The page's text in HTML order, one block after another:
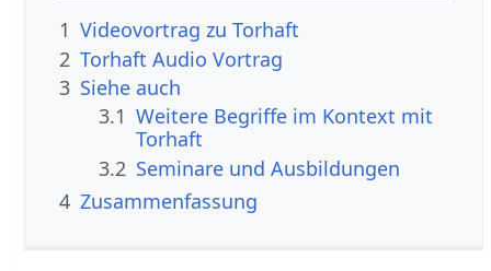
1
2
Torhaft‏‎ Audio Vortrag
3 Siehe auch
3.1 Weitere Begriffe im Kontext mit
3.2 Seminare und Ausbildungen
4 Zusammenfassung